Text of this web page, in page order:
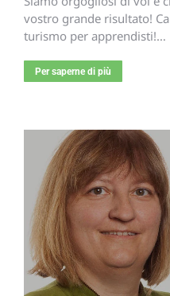
vostro grande risultato!
turismo per apprendisti!…
Per saperne di più